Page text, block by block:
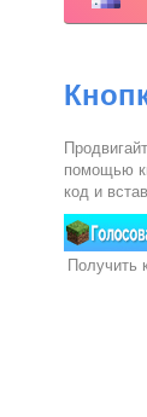
помощью
код и
Получить